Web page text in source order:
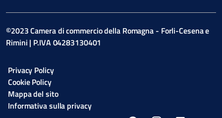
©2023 Camera di commercio della Romagna - Forli-Cesena e
Rimini | P.IVA 04283130401
Privacy Policy
Cookie Policy
Mappa del sito
Informativa sulla privacy